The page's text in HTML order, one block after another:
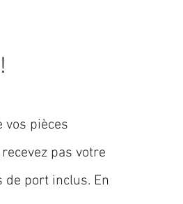
vos pièces
pas votre
port inclus. En